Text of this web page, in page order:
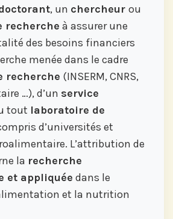
, un chercheur ou
recherche à assurer une
des besoins financiers
menée dans le cadre
recherche (INSERM, CNRS,
…), d’un service
tout laboratoire de
d’universités et
L’attribution de
la recherche
et appliquée dans le
et la nutrition